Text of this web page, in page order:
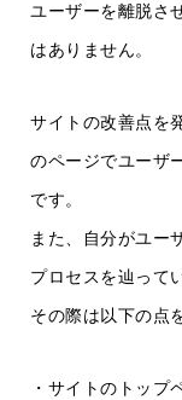
ユーザーを離脱さ
はありません。
サイトの改善点を
のページでユーザ
です。
また、自分がユー
プロセスを辿って
その際は以下の点
・サイトのトップ